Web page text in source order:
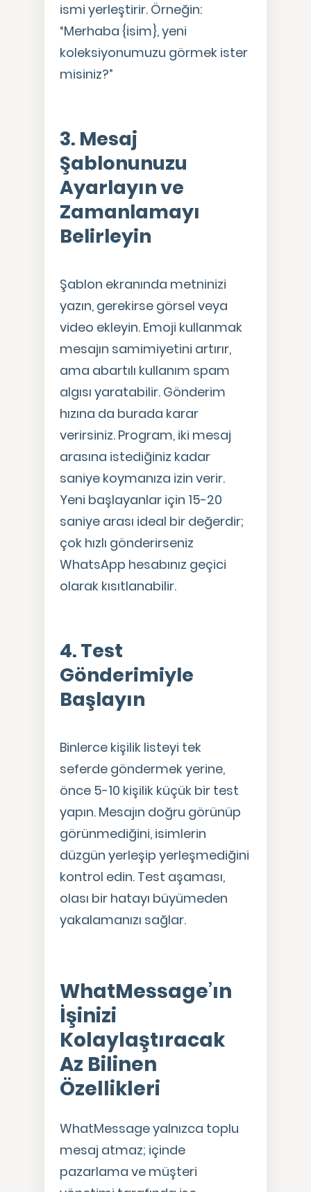
ismi yerleştirir. Örneğin:
“Merhaba {isim}, yeni
koleksiyonumuzu görmek ister
misiniz?”
3. Mesaj
Şablonunuzu
Ayarlayın ve
Zamanlamayı
Belirleyin
Şablon ekranında metninizi
yazın, gerekirse görsel veya
video ekleyin. Emoji kullanmak
mesajın samimiyetini artırır,
ama abartılı kullanım spam
algısı yaratabilir. Gönderim
hızına da burada karar
verirsiniz. Program, iki mesaj
arasına istediğiniz kadar
saniye koymanıza izin verir.
Yeni başlayanlar için 15-20
saniye arası ideal bir değerdir;
çok hızlı gönderirseniz
WhatsApp hesabınız geçici
olarak kısıtlanabilir.
4. Test
Gönderimiyle
Başlayın
Binlerce kişilik listeyi tek
seferde göndermek yerine,
önce 5-10 kişilik küçük bir test
yapın. Mesajın doğru görünüp
görünmediğini, isimlerin
düzgün yerleşip yerleşmediğini
kontrol edin. Test aşaması,
olası bir hatayı büyümeden
yakalamanızı sağlar.
WhatMessage’ın
İşinizi
Kolaylaştıracak
Az Bilinen
Özellikleri
WhatMessage yalnızca toplu
mesaj atmaz; içinde
pazarlama ve müşteri